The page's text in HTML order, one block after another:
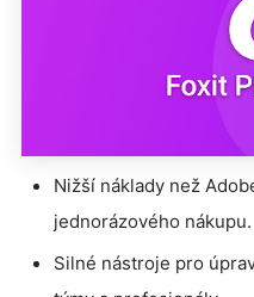
Nižší náklady než
jednorázového nákupu.
Silné nástroje pro